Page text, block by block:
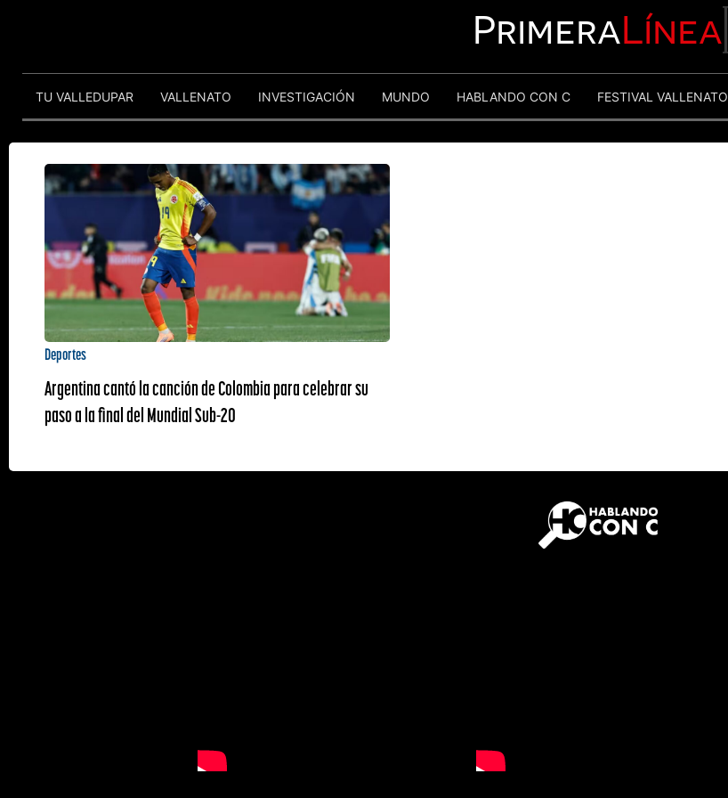
PrimeraLínea
TU VALLEDUPAR VALLENATO INVESTIGACIÓN MUNDO HABLANDO CON C FESTIVAL VALLENATO
Deportes
Argentina cantó la canción de Colombia para celebrar su
paso a la final del Mundial Sub-20